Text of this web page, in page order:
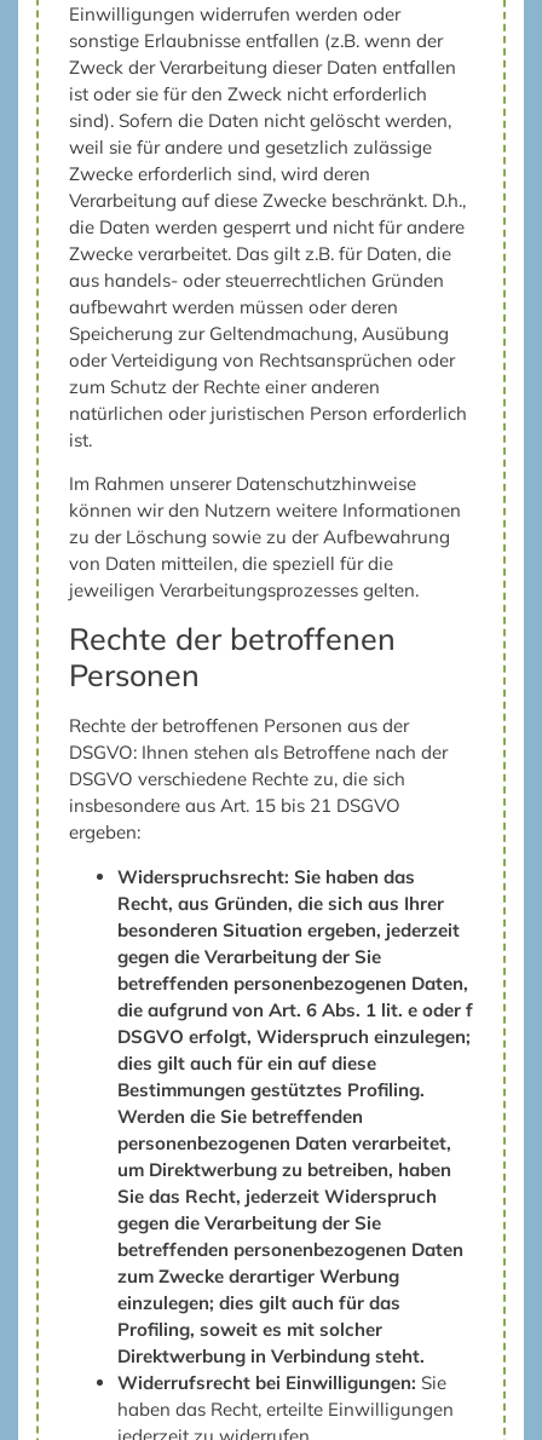
Einwilligungen widerrufen werden oder
sonstige Erlaubnisse entfallen (z.B. wenn der
Zweck der Verarbeitung dieser Daten entfallen
ist oder sie für den Zweck nicht erforderlich
sind). Sofern die Daten nicht gelöscht werden,
weil sie für andere und gesetzlich zulässige
Zwecke erforderlich sind, wird deren
Verarbeitung auf diese Zwecke beschränkt. D.h.,
die Daten werden gesperrt und nicht für andere
Zwecke verarbeitet. Das gilt z.B. für Daten, die
aus handels- oder steuerrechtlichen Gründen
aufbewahrt werden müssen oder deren
Speicherung zur Geltendmachung, Ausübung
oder Verteidigung von Rechtsansprüchen oder
zum Schutz der Rechte einer anderen
natürlichen oder juristischen Person erforderlich
ist.
Im Rahmen unserer Datenschutzhinweise
können wir den Nutzern weitere Informationen
zu der Löschung sowie zu der Aufbewahrung
von Daten mitteilen, die speziell für die
jeweiligen Verarbeitungsprozesses gelten.
Rechte der betroffenen
Personen
Rechte der betroffenen Personen aus der
DSGVO: Ihnen stehen als Betroffene nach der
DSGVO verschiedene Rechte zu, die sich
insbesondere aus Art. 15 bis 21 DSGVO
ergeben:
Widerspruchsrecht: Sie haben das
Recht, aus Gründen, die sich aus Ihrer
besonderen Situation ergeben, jederzeit
gegen die Verarbeitung der Sie
betreffenden personenbezogenen Daten,
die aufgrund von Art. 6 Abs. 1 lit. e oder f
DSGVO erfolgt, Widerspruch einzulegen;
dies gilt auch für ein auf diese
Bestimmungen gestütztes Profiling.
Werden die Sie betreffenden
personenbezogenen Daten verarbeitet,
um Direktwerbung zu betreiben, haben
Sie das Recht, jederzeit Widerspruch
gegen die Verarbeitung der Sie
betreffenden personenbezogenen Daten
zum Zwecke derartiger Werbung
einzulegen; dies gilt auch für das
Profiling, soweit es mit solcher
Direktwerbung in Verbindung steht.
Widerrufsrecht bei Einwilligungen: Sie
haben das Recht, erteilte Einwilligungen